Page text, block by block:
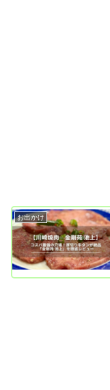
お出かけ